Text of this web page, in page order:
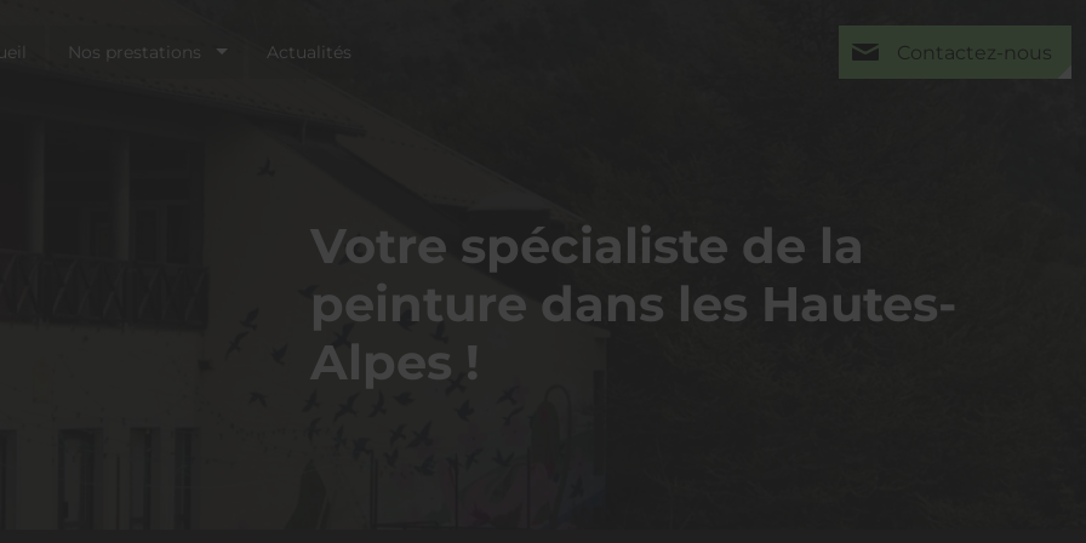
Votre spécialiste de la
peinture dans les Hautes-
Alpes !
Nos prestations Actualités Contactez-nous